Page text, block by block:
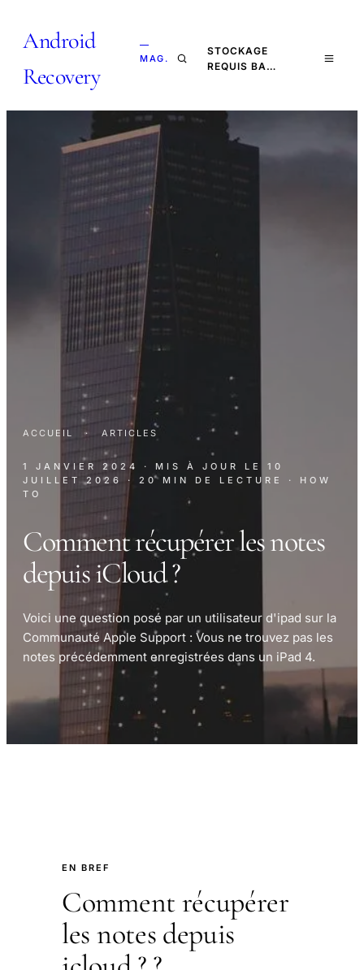
Android
Recovery
—
MAG.
STOCKAGE
REQUIS BA…
ACCUEIL · ARTICLES
1 JANVIER 2024 · MIS À JOUR LE 10
JUILLET 2026
· 20 MIN DE LECTURE
· HOW
TO
Comment récupérer les notes
depuis iCloud ?
Voici une question posé par un utilisateur d'ipad sur la
Communauté Apple Support : Vous ne trouvez pas les
notes précédemment enregistrées dans un iPad 4.
EN BREF
Comment récupérer
les notes depuis